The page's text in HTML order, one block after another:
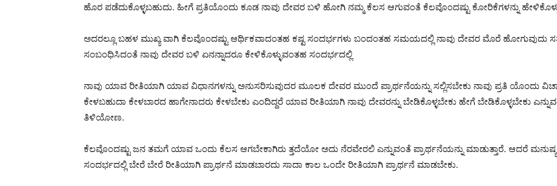
ಹೊರ ಪಡೆದುಕೊಳ್ಳಬಹುದು. ಹೀಗೆ ಪ್ರತಿಯೊಂದು ಕೂಡ ನಾವು ದೇವರ ಬಳಿ ಹೋಗಿ ನಮ್ಮ ಕೆಲಸ ಆಗುವಂತೆ ಕೆಲವೊಂದಷ್ಟು ಕೋರಿಕೆಗಳನ್ನು
ಅದರಲ್ಲೂ ಬಹಳ ಮುಖ್ಯ ವಾಗಿ ಕೆಲವೊಂದಷ್ಟು ಆರ್ಥಿಕವಾದಂತಹ ಕಷ್ಟ ಸಂದರ್ಭಗಳು ಬಂದಂತಹ ಸಮಯದಲ್ಲಿ ನಾವು ದೇವರ ಮೊರೆ ಹೋಗುವುದು
ಸಂಬಂಧಿಸಿದಂತೆ ನಾವು ದೇವರ ಬಳಿ ಏನನ್ನಾದರೂ ಕೇಳಿಕೊಳ್ಳುವಂತಹ ಸಂದರ್ಭದಲ್ಲಿ
ನಾವು ಯಾವ ರೀತಿಯಾಗಿ ಯಾವ ವಿಧಾನಗಳನ್ನು ಅನುಸರಿಸುವುದರ ಮೂಲಕ ದೇವರ ಮುಂದೆ ಪ್ರಾರ್ಥನೆಯನ್ನು ಸಲ್ಲಿಸಬೇಕು ನಾವು ಪ್ರತಿ ಯೊಂದು
ಕೇಳಬಹುದಾ ಕೇಳಬಾರದ ಹಾಗೇನಾದರು ಕೇಳಬೇಕು ಎಂದಿದ್ದರೆ ಯಾವ ರೀತಿಯಾಗಿ ನಾವು ದೇವರನ್ನು ಬೇಡಿಕೊಳ್ಳಬೇಕು ಹೇಗೆ ಬೇಡಿಕೊಳ್ಳಬೇಕು
ತಿಳಿಯೋಣ.
ಕೆಲವೊಂದಷ್ಟು ಜನ ತಮಗೆ ಯಾವ ಒಂದು ಕೆಲಸ ಆಗಬೇಕಾಗಿರು ತ್ತದೆಯೋ ಅದು ನೆರವೇರಲಿ ಎನ್ನುವಂತೆ ಪ್ರಾರ್ಥನೆಯನ್ನು ಮಾಡುತ್ತಾರೆ. ಆದರೆ ಮನುಷ್ಯ
ಸಂದರ್ಭದಲ್ಲಿ ಬೇರೆ ಬೇರೆ ರೀತಿಯಾಗಿ ಪ್ರಾರ್ಥನೆ ಮಾಡಬಾರದು ಸಾದಾ ಕಾಲ ಒಂದೇ ರೀತಿಯಾಗಿ ಪ್ರಾರ್ಥನೆ ಮಾಡಬೇಕು.